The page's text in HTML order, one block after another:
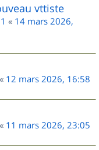
vttiste
« 14 mars 2026,
« 12 mars 2026, 16:58
« 11 mars 2026, 23:05